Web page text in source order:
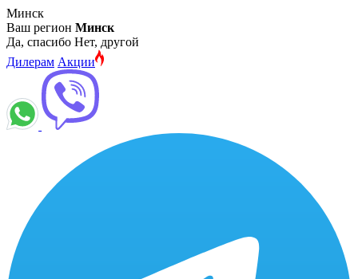
Минск
Ваш регион Минск
Да, спасибо Нет, другой
Дилерам Акции